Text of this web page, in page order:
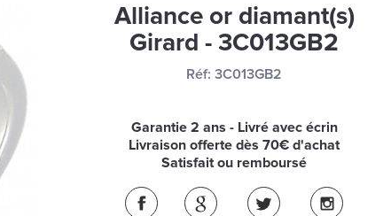
Alliance or diamant(s)
Girard - 3C013GB2
Réf: 3C013GB2
Garantie 2 ans - Livré avec écrin
Livraison offerte dès 70€ d'achat
Satisfait ou remboursé